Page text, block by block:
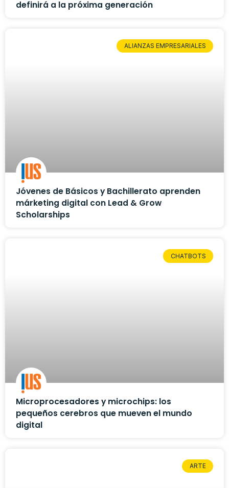
definirá a la próxima generación
ALIANZAS EMPRESARIALES
Jóvenes de Básicos y Bachillerato aprenden
márketing digital con Lead & Grow
Scholarships
CHATBOTS
Microprocesadores y microchips: los
pequeños cerebros que mueven el mundo
digital
ARTE